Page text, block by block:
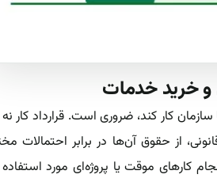
و خرید خدمات
کار کند، ضروری است. قرارداد کار نه
از حقوق آن‌ها در برابر احتمالات
کارهای موقت یا پروژه‌ای مورد استفاده